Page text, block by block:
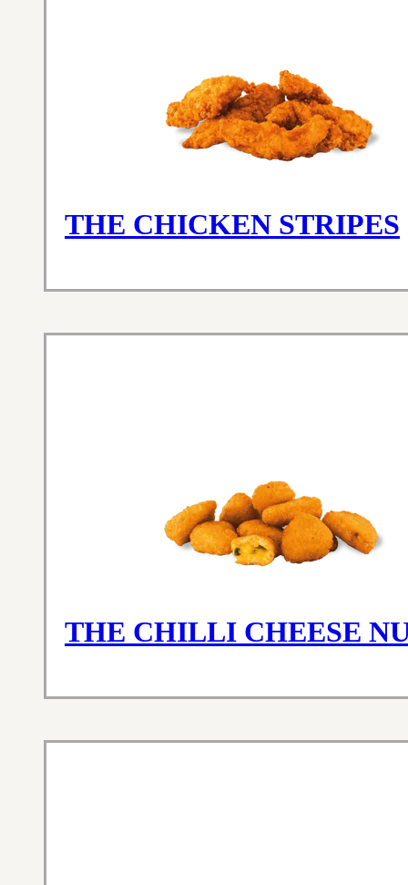
THE CHICKEN STRIPES
THE CHILLI CHEESE